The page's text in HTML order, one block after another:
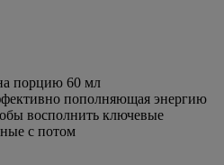
порцию 60 мл
пополняющая энергию
восполнить ключевые
с потом